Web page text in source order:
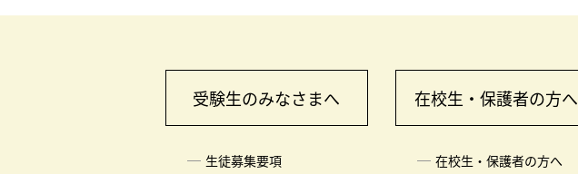
受験生のみなさまへ
生徒募集要項
在校生・保護者の方へ
在校生・保護者の方へ